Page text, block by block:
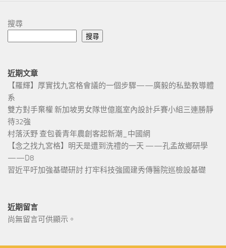
搜尋
搜尋
近期文章
【羅輝】厚實找九宮格會議的一個步驟——廣毅的私塾教導體
系
雙方對手棄權 新加坡男女隊世億嵐室內設計乒賽小組三連勝靜
待32強
村落沃野 查包養青年農創客起新潮_中國網
【念之找九宮格】明天是遭到洗禮的一天 ——孔孟故鄉研學
——D8
習近平吁加強基礎研討 打牢科技強國建秀傳醫院巡檢設基礎
近期留言
尚無留言可供顯示。